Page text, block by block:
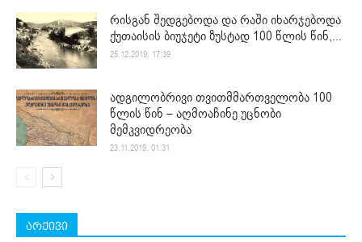
რისგან შედგებოდა და რაში იხარჯებოდა
ქუთაისის ბიუჯეტი ზუსტად 100 წლის წინ,...
25.12.2019. 17:39
ადგილობრივი თვითმმართველობა 100
წლის წინ – აღმოაჩინე უცნობი
მემკვიდრეობა
23.11.2019. 01:31
არქივი